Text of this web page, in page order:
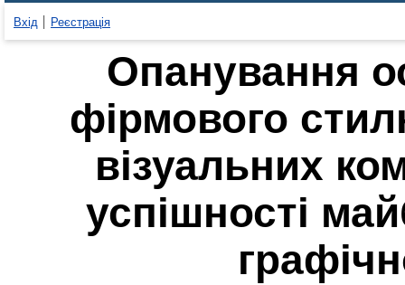
Вхід Реєстрація
Опанування
фірмового
візуальних
успішності